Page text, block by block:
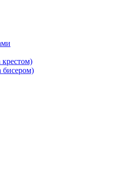
бисером)